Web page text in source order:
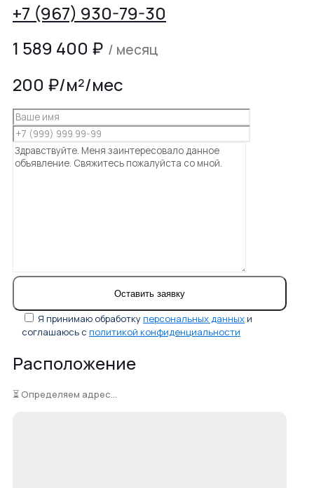
+7 (967) 930-79-30
1 589 400 ₽ / месяц
200 ₽/м²/мес
Я принимаю обработкуперсональных данных и
соглашаюсь с политикой конфиденциальности
Расположение
⏳ Определяем адрес...